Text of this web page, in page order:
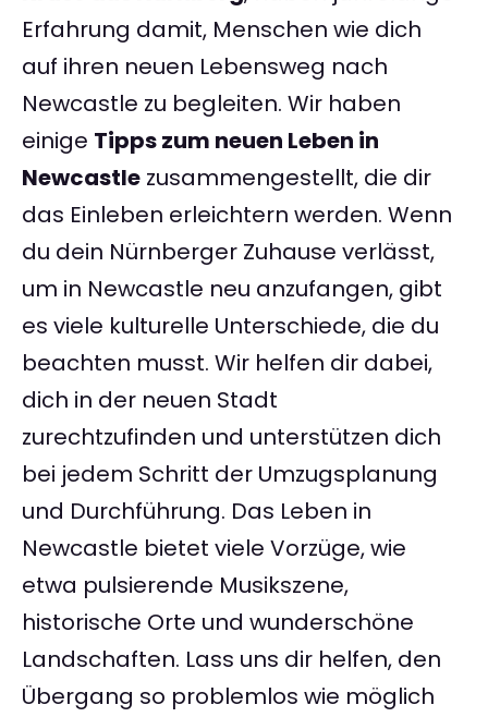
Erfahrung damit, Menschen wie dich
auf ihren neuen Lebensweg nach
Newcastle zu begleiten. Wir haben
einige Tipps zum neuen Leben in
Newcastle zusammengestellt, die dir
das Einleben erleichtern werden. Wenn
du dein Nürnberger Zuhause verlässt,
um in Newcastle neu anzufangen, gibt
es viele kulturelle Unterschiede, die du
beachten musst. Wir helfen dir dabei,
dich in der neuen Stadt
zurechtzufinden und unterstützen dich
bei jedem Schritt der Umzugsplanung
und Durchführung. Das Leben in
Newcastle bietet viele Vorzüge, wie
etwa pulsierende Musikszene,
historische Orte und wunderschöne
Landschaften. Lass uns dir helfen, den
Übergang so problemlos wie möglich